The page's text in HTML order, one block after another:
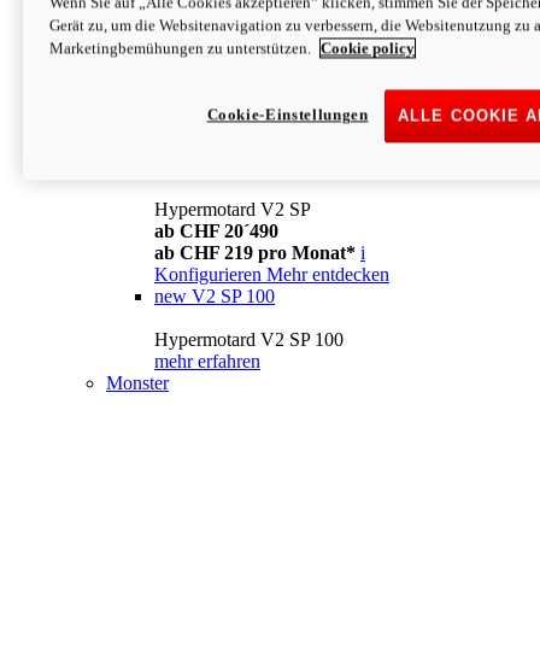
Konfigurieren Mehr entdecken
newV2
ab CHF 169 pro Monat* i
Mehr entdecken
Hypermotard V2 SP
ab CHF 20´490
ab CHF 219 pro Monat* i
Konfigurieren Mehr entdecken
new V2 SP 100
Hypermotard V2 SP 100
mehr erfahren
Monster
Gerät zu, um die Websitenavigation zu verbessern, die Websitenutzung zu
Marketingbemühungen zu unterstützen.
Cookie policy
ALLE COOKIE
Cookie-Einstellungen